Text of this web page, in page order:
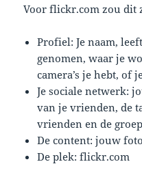
Voor flickr.com zou dit
Profiel: Je naam,
genomen, waar je
camera’s je hebt, of
Je sociale netwerk:
van je vrienden, de
vrienden en de
De content: jouw
De plek: flickr.com